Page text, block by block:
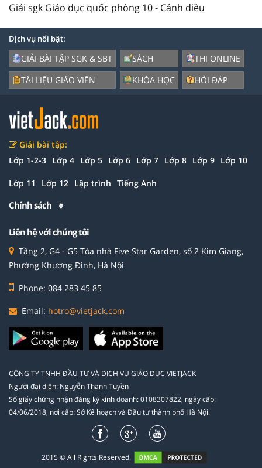
Giải sgk Giáo dục quốc phòng 10 - Cánh diều
Dịch vụ nổi bật:
GIẢI BÀI TẬP SGK & SBT
TÀI LIỆU GIÁO VIÊN
SÁCH
KHÓA HỌC
THI ONLINE
HỎI ĐÁP
Giải bài tập:
Lớp 1-2-3 Lớp 4 Lớp 5 Lớp 6 Lớp 7 Lớp 8 Lớp 9 Lớp 10
Lớp 11 Lớp 12 Lập trình Tiếng Anh
Chính sách
Liên hệ với chúng tôi
Tầng 2, G4 - G5 Tòa nhà Five Star Garden, số 2 Kim Giang,
Phường Khương Đình, Hà Nội
Phone: 084 283 45 85
Email: hotro@vietjack.com
CÔNG TY TNHH ĐẦU TƯ VÀ DỊCH VỤ GIÁO DỤC VIETJACK
Người đại diện: Nguyễn Thanh Tuyền
Số giấy chứng nhận đăng ký kinh doanh: 0108307822, ngày cấp:
04/06/2018, nơi cấp: Sở Kế hoạch và Đầu tư thành phố Hà Nội.
2015 © All Rights Reserved.